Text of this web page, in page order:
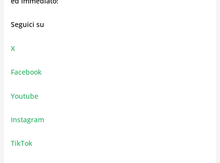
Seguici su
X
Facebook
Youtube
Instagram
TikTok